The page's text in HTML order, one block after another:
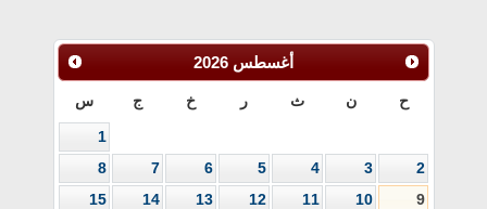
أغسطس 2026
ح ن ث ر خ ج س
1
2
3
4
5
6
7
8
9
10
11
12
13
14
15